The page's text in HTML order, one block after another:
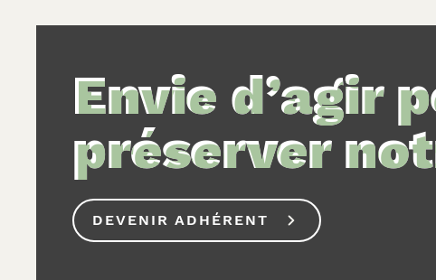
Envie d’agir
préserver
DEVENIR ADHÉRENT